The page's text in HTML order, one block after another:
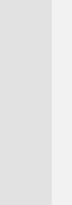
ترجیح